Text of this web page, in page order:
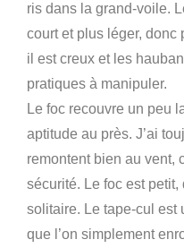
ris dans la grand-voile.
court et plus léger, donc
il est creux et les
pratiques à manipuler.
Le foc recouvre un peu
aptitude au près. J’ai
remontent bien au vent,
sécurité. Le foc est
solitaire. Le tape-cul est
que l’on simplement